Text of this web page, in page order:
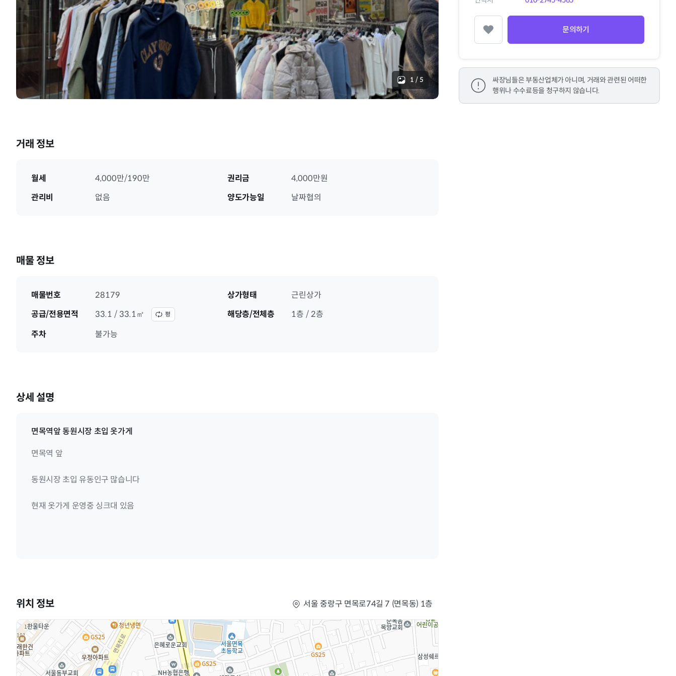
1 / 5
거래 정보
월세 4,000만/190만 권리금
4,000만원
관리비
없음 양도가능일 날짜협의
매물 정보
매물번호 28179 상가형태
근린상가
공급/전용면적
33.1 / 33.1㎡ 평 해당층/전체층
1층 / 2층
주차
불가능
상세 설명
면목역앞 동원시장 초입 옷가게
면목역 앞
동원시장 초입 유동인구 많습니다
현재 옷가게 운영중 싱크대 있음
위치 정보 서울 중랑구 면목로74길 7 (면목동) 1층
찜하기 문의하기
싸장님들은 부동산업체가 아니며, 거래와 관련된 어떠한
행위나 수수료등을 청구하지 않습니다.